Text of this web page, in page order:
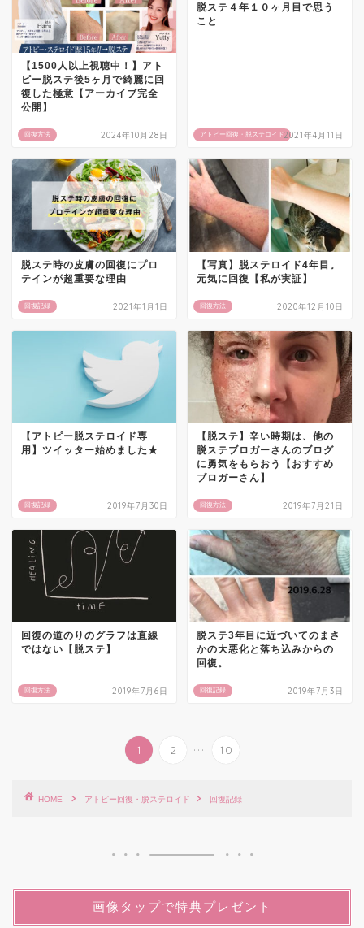
回復方法
【1500人以上視聴中！】アト
ピー脱ステ後5ヶ月で綺麗に回
復した極意【アーカイブ完全
公開】
2024年10月28日 アトピー回復・脱ステロイド
脱ステ４年１０ヶ月目で思う
こと
2021年4月11日
回復記録
脱ステ時の皮膚の回復にプロ
テインが超重要な理由
2021年1月1日 回復方法
【写真】脱ステロイド4年目。
元気に回復【私が実証】
2020年12月10日
回復記録
【アトピー脱ステロイド専
用】ツイッター始めました★
2019年7月30日 回復方法
【脱ステ】辛い時期は、他の
脱ステブロガーさんのブログ
に勇気をもらおう【おすすめ
ブロガーさん】
2019年7月21日
回復方法
回復の道のりのグラフは直線
ではない【脱ステ】
2019年7月6日 回復記録
脱ステ3年目に近づいてのまさ
かの大悪化と落ち込みからの
回復。
2019年7月3日
1 2 ... 10
HOME アトピー回復・脱ステロイド 回復記録
画像タップで特典プレゼント